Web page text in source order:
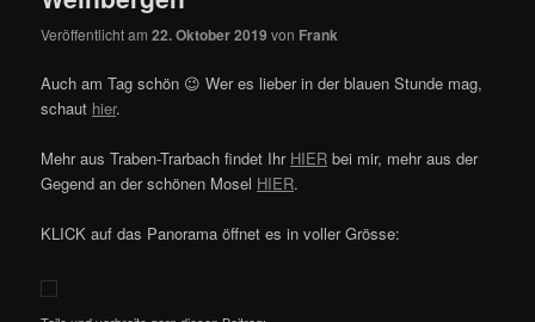
Veröffentlicht am22. Oktober 2019 von Frank
Auch am Tag schön 😉 Wer es lieber in der blauen Stunde mag,
schaut hier.
Mehr aus Traben-Trarbach findet Ihr HIER bei mir, mehr aus der
Gegend an der schönen Mosel HIER.
KLICK auf das Panorama öffnet es in voller Grösse: